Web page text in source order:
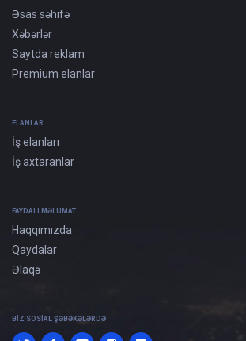
Əsas səhifə
Xəbərlər
Saytda reklam
Premium elanlar
ELANLAR
İş elanları
İş axtaranlar
FAYDALI MƏLUMAT
Haqqımızda
Qaydalar
Əlaqə
BIZ SOSIAL ŞƏBƏKƏLƏRDƏ